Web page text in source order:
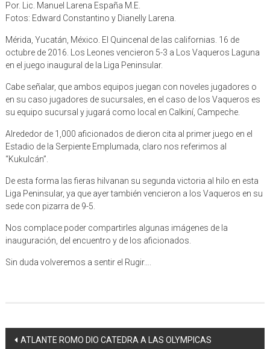
Por. Lic. Manuel Larena España M.E.
Fotos: Edward Constantino y Dianelly Larena.
Mérida, Yucatán, México. El Quincenal de las californias. 16 de
octubre de 2016. Los Leones vencieron 5-3 a Los Vaqueros Laguna
en el juego inaugural de la Liga Peninsular.
Cabe señalar, que ambos equipos juegan con noveles jugadores o
en su caso jugadores de sucursales, en el caso de los Vaqueros es
su equipo sucursal y jugará como local en Calkiní, Campeche.
Alrededor de 1,000 aficionados de dieron cita al primer juego en el
Estadio de la Serpiente Emplumada, claro nos referimos al
“Kukulcán”.
De esta forma las fieras hilvanan su segunda victoria al hilo en esta
Liga Peninsular, ya que ayer también vencieron a los Vaqueros en su
sede con pizarra de 9-5.
Nos complace poder compartirles algunas imágenes de la
inauguración, del encuentro y de los aficionados.
Sin duda volveremos a sentir el Rugir….
Navegación
ATLANTE ROMO DIO CATEDRA A LAS OLYMPICAS